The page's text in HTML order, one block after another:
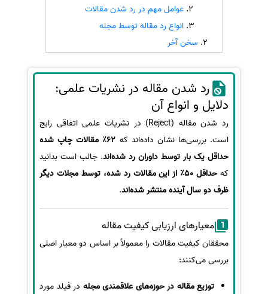
سفارش چکیده گرافیکی
سفارش تهیه کاورلتر
سفارش انگیزه‌نامه‌SOP
عوامل مهم در رد شدن مقالات
انواع رد مقاله توسط مجله
سخن آخر
رد شدن مقاله در نشریات علمی:
دلایل و انواع آن
رد شدن مقاله (Reject) در نشریات علمی اتفاقی رایج
است. بررسی‌ها نشان داده‌اند که
62٪ مقالات چاپ شده
حداقل یک بار توسط داوران رد شده‌اند. جالب است بدانید
که
حداقل 50٪ از این مقالات رد شده، توسط مجلات دیگر
ظرف دو سال آینده منتشر شده‌اند.
معیارهای ارزیابی کیفیت مقاله
محققان کیفیت مقالات را معمولاً بر اساس دو معیار اصلی
بررسی می‌کنند:
توزیع مقاله در حوزه‌های علاقمندی مجله در فیلد مورد